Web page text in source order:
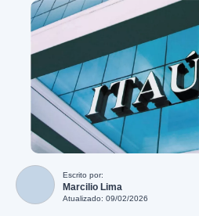
Escrito por:
Marcilio Lima
Atualizado: 09/02/2026